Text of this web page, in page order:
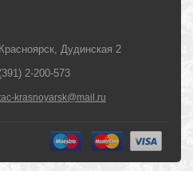
Красноярск, Дудинская 2
(391) 2-200-573
krasnoyarsk@mail.ru